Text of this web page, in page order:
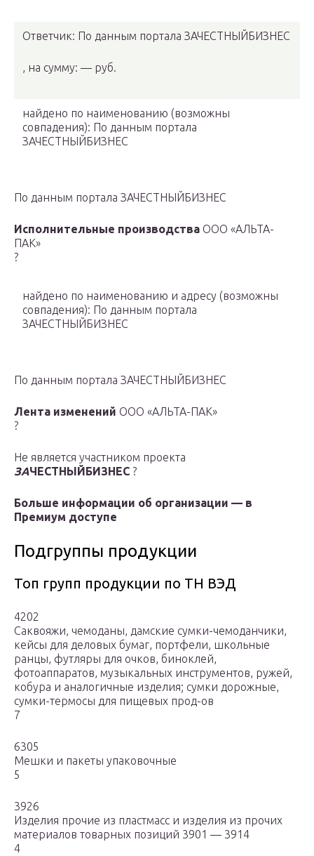
Ответчик: По данным портала ЗАЧЕСТНЫЙБИЗНЕС
, на сумму: — руб.
найдено по наименованию (возможны
совпадения): По данным портала
ЗАЧЕСТНЫЙБИЗНЕС
По данным портала ЗАЧЕСТНЫЙБИЗНЕС
Исполнительные производства ООО «АЛЬТА-
ПАК»
?
найдено по наименованию и адресу (возможны
совпадения): По данным портала
ЗАЧЕСТНЫЙБИЗНЕС
По данным портала ЗАЧЕСТНЫЙБИЗНЕС
Лента изменений ООО «АЛЬТА-ПАК»
?
Не является участником проекта
ЗАЧЕСТНЫЙБИЗНЕС ?
Больше информации об организации — в
Премиум доступе
Подгруппы продукции
Топ групп продукции по ТН ВЭД
4202
Саквояжи, чемоданы, дамские сумки-чемоданчики,
кейсы для деловых бумаг, портфели, школьные
ранцы, футляры для очков, биноклей,
фотоаппаратов, музыкальных инструментов, ружей,
кобура и аналогичные изделия; сумки дорожные,
сумки-термосы для пищевых прод-ов
7
6305
Мешки и пакеты упаковочные
5
3926
Изделия прочие из пластмасс и изделия из прочих
материалов товарных позиций 3901 — 3914
4